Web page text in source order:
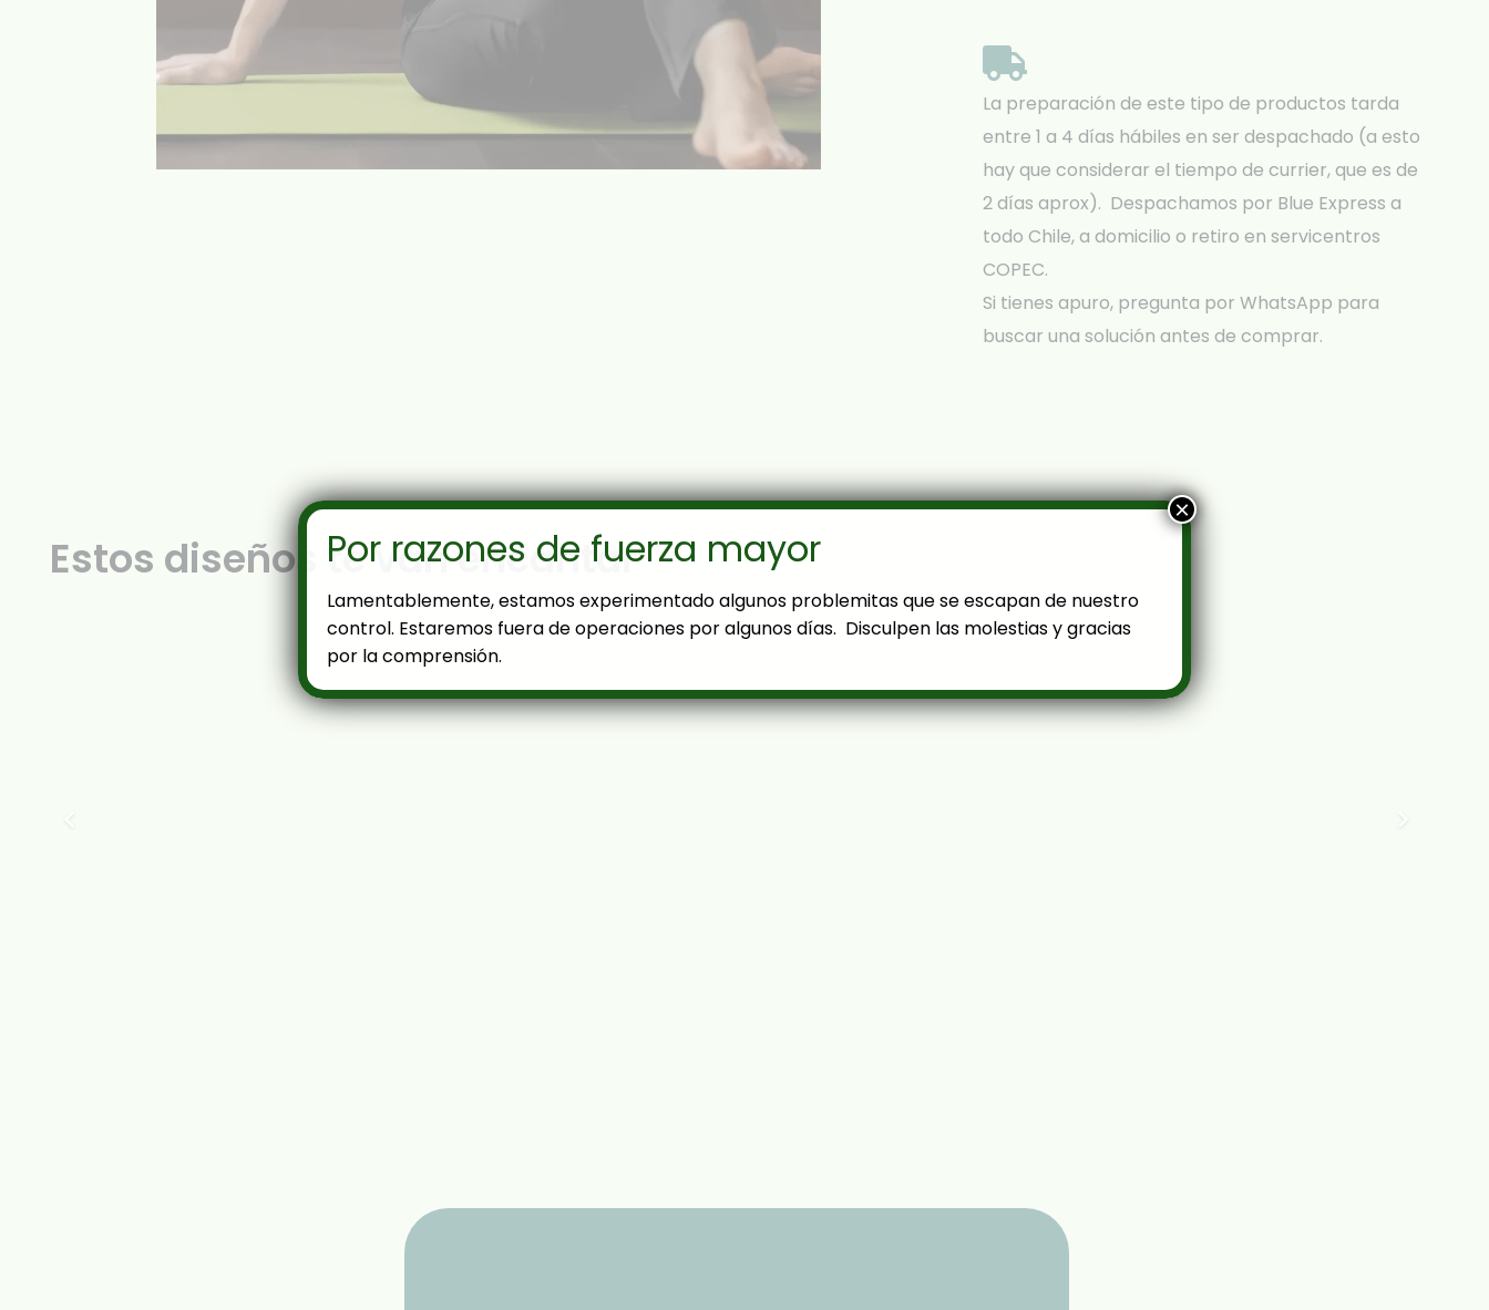
La preparación de este tipo de productos tarda
entre 1 a 4 días hábiles en ser despachado (a esto
hay que considerar el tiempo de currier, que es de
2 días aprox). Despachamos por Blue Express a
todo Chile, a domicilio o retiro en servicentros
COPEC.
Si tienes apuro, pregunta por WhatsApp para
buscar una solución antes de comprar.
Estos diseños te van encantar
Por razones de fuerza mayor
Lamentablemente, estamos experimentado algunos problemitas que se escapan de nuestro
control. Estaremos fuera de operaciones por algunos días. Disculpen las molestias y gracias
por la comprensión.
×